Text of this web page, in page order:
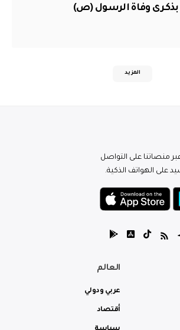
بذكرى وفاة الرسول (ص)
المزيد
منصاتنا على التواصل
على الهواتف الذكية.
العالم
عربي ودولي
أقتصاد